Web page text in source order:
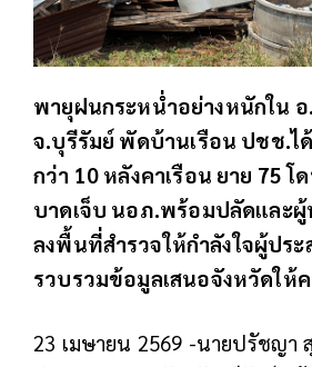
พายุฝนกระหน่ำอย่างหนักใน อ
จ.บุรีรัมย์ พัดบ้านเรือน ปชช.ไ
กว่า 10 หลังคาเรือน ยาย 75
บาดเจ็บ นอภ.พร้อมปลัดและ
ลงพื้นที่สำรวจให้กำลังใจผู้ประ
รวบรวมข้อมูลเสนอจังหวัดให้
23 เมษายน 2569 -นายปรัชญา